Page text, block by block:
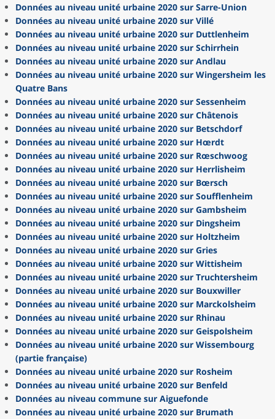
Données au niveau unité urbaine 2020 sur Sarre-Union
Données au niveau unité urbaine 2020 sur Villé
Données au niveau unité urbaine 2020 sur Duttlenheim
Données au niveau unité urbaine 2020 sur Schirrhein
Données au niveau unité urbaine 2020 sur Andlau
Données au niveau unité urbaine 2020 sur Wingersheim les
Quatre Bans
Données au niveau unité urbaine 2020 sur Sessenheim
Données au niveau unité urbaine 2020 sur Châtenois
Données au niveau unité urbaine 2020 sur Betschdorf
Données au niveau unité urbaine 2020 sur Hœrdt
Données au niveau unité urbaine 2020 sur Rœschwoog
Données au niveau unité urbaine 2020 sur Herrlisheim
Données au niveau unité urbaine 2020 sur Bœrsch
Données au niveau unité urbaine 2020 sur Soufflenheim
Données au niveau unité urbaine 2020 sur Gambsheim
Données au niveau unité urbaine 2020 sur Dingsheim
Données au niveau unité urbaine 2020 sur Holtzheim
Données au niveau unité urbaine 2020 sur Gries
Données au niveau unité urbaine 2020 sur Wittisheim
Données au niveau unité urbaine 2020 sur Truchtersheim
Données au niveau unité urbaine 2020 sur Bouxwiller
Données au niveau unité urbaine 2020 sur Marckolsheim
Données au niveau unité urbaine 2020 sur Rhinau
Données au niveau unité urbaine 2020 sur Geispolsheim
Données au niveau unité urbaine 2020 sur Wissembourg
(partie française)
Données au niveau unité urbaine 2020 sur Rosheim
Données au niveau unité urbaine 2020 sur Benfeld
Données au niveau commune sur Aiguefonde
Données au niveau unité urbaine 2020 sur Brumath